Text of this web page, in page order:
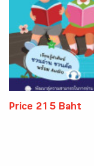
Price 215 Baht